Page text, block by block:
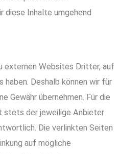
diese Inhalte umgehend
externen Websites Dritter, auf
haben. Deshalb können wir für
Gewähr übernehmen. Für die
stets der jeweilige Anbieter
Die verlinkten Seiten
auf mögliche